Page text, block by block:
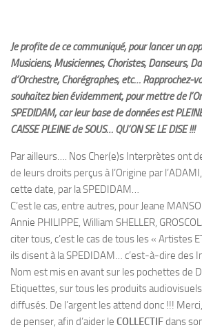
Je profite de ce communiqué, pour lancer un
Musiciens, Musiciennes, Choristes, Danseurs,
d’Orchestre, Chorégraphes, etc… Rapprochez-
souhaitez bien évidemment, pour mettre de
SPEDIDAM, car leur base de données est
CAISSE PLEINE de SOUS… QU’ON SE LE DISE !!!
Par ailleurs…. Nos Cher(e)s Interprètes ont
de leurs droits perçus à l’Origine par
cette date, par la SPEDIDAM…
C’est le cas, entre autres, pour Jeane
Annie PHILIPPE, William SHELLER,
citer tous, c’est le cas de tous les « Artistes
ils disent à la SPEDIDAM… c’est-à-dire des
Nom est mis en avant sur les pochettes de
Etiquettes, sur tous les produits
diffusés. De l’argent les attend donc !!!
de penser, afin d’aider le COLLECTIFdans